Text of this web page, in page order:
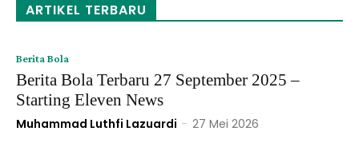
Rp120,000
ARTIKEL TERBARU
Berita Bola
Berita Bola Terbaru 27 September 2025 –
Starting Eleven News
Muhammad Luthfi Lazuardi - 27 Mei 2026